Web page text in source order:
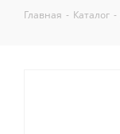
Главная - Каталог -